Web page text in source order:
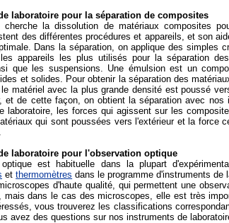
laboratoire pour la séparation de composites
cherche la dissolution de matériaux composites
des différentes procédures et appareils, et son
Dans la séparation, on applique des simples
les appareils les plus utilisés pour la séparation
que les suspensions. Une émulsion est un
et solides. Pour obtenir la séparation des
le matériel avec la plus grande densité est poussé
et de cette façon, on obtient la séparation avec
laboratoire, les forces qui agissent sur les
qui sont poussées vers l'extérieur et la force
laboratoire pour l'observation optique
optique est habituelle dans la plupart
etthermomètres dans le programme d'instruments
d'haute qualité, qui permettent une
mais dans le cas des microscopes, elle est très
vous trouverez les classifications
avez des questions sur nos instruments de